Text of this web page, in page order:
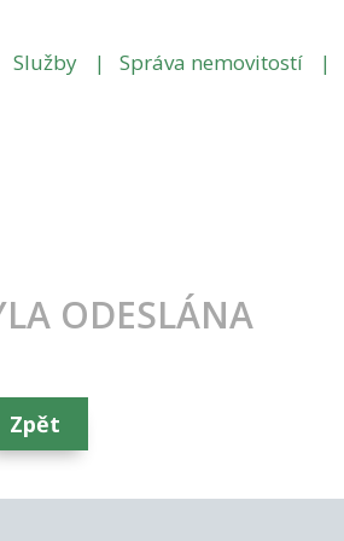
Služby Správa nemovitostí
ODESLÁNA
Zpět